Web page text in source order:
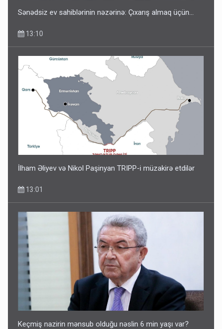
Sənədsiz ev sahiblərinin nəzərinə: Çıxarış almaq üçün...
13:10
İlham Əliyev və Nikol Paşinyan TRIPP-i müzakirə etdilər
13:01
Keçmiş nazirin mənsub olduğu nəslin 6 min yaşı var?